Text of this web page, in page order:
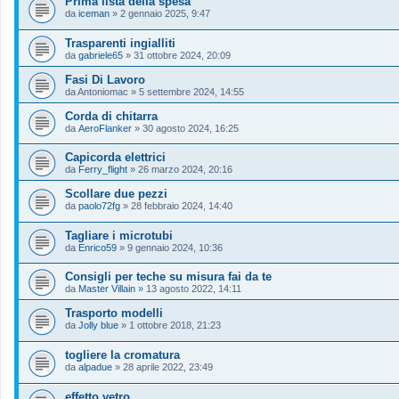
da iceman » 2 gennaio 2025, 9:47
Trasparenti ingialliti
da gabriele65 » 31 ottobre 2024, 20:09
Fasi Di Lavoro
daAntoniomac » 5 settembre 2024, 14:55
Corda di chitarra
da AeroFlanker » 30 agosto 2024, 16:25
Capicorda elettrici
da Ferry_flight » 26 marzo 2024, 20:16
Scollare due pezzi
da paolo72fg » 28 febbraio 2024, 14:40
Tagliare i microtubi
da Enrico59 » 9 gennaio 2024, 10:36
Consigli per teche su misura fai da te
da Master Villain » 13 agosto 2022, 14:11
Trasporto modelli
da Jolly blue » 1 ottobre 2018, 21:23
togliere la cromatura
da alpadue » 28 aprile 2022, 23:49